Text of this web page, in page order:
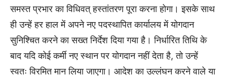
समस्त प्रभार का विधिवत् हस्तांतरण पूरा करना होगा। इसके साथ
ही उन्हें हर हाल में अपने नए पदस्थापित कार्यालय में योगदान
सुनिश्चित करने का सख्त निर्देश दिया गया है। निर्धारित तिथि के
बाद यदि कोई कर्मी नए स्थान पर योगदान नहीं देता है, तो उन्हें
स्वतः विरमित मान लिया जाएगा। आदेश का उल्लंघन करने वाले या